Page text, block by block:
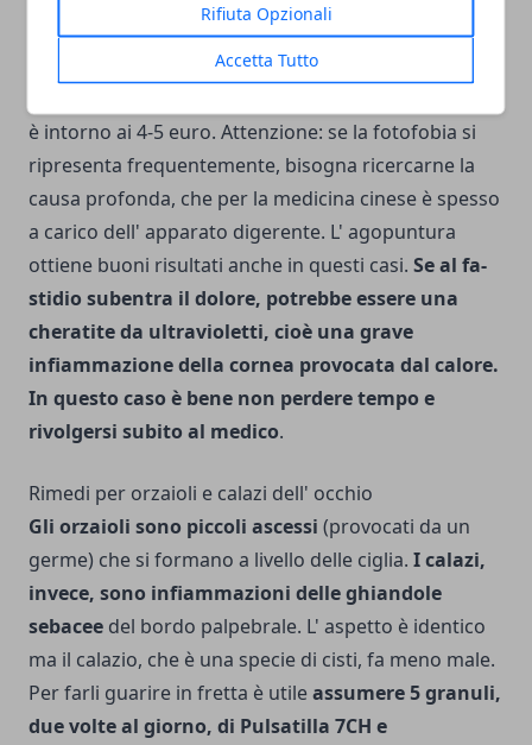
Rifiuta Opzionali
Accetta Tutto
stesse dosi (una monodo­se dicollirio per entrambi
gli occhi 3-4 volte al giorno finché durano i
è intorno ai 4-5 euro. Attenzione: se la fotofobia si
ripresenta frequentemente, bisogna ricer­carne la
causa profonda, che per la medicina cinese è spesso
a carico dell' apparato digerente. L' agopuntura
ottiene buoni risultati anche in questi casi. Se al fa­
stidio subentra il dolore, potrebbe essere una
cheratite da ultraviolet­ti, cioè una grave
infiammazione della cornea provocata dal calore.
In questo caso è bene non perdere tempo e
rivolgersi subito al medico.
Rimedi per orzaioli e calazi dell' occhio
Gli orzaioli sono piccoli ascessi (provocati da un
germe) che si formano a livello delle ci­glia. I calazi,
invece, sono infiammazioni delle ghiandole
sebacee del bordo palpebrale. L' aspetto è identico
ma il calazio, che è una specie di cisti, fa meno male.
Per farli guarire in fretta è utileas­sumere 5 granuli,
due volte al gior­no, di Pulsatilla 7CH e